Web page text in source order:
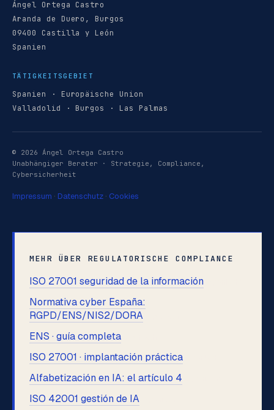
Ángel Ortega Castro
Aranda de Duero, Burgos
09400 Castilla y León
Spanien
TÄTIGKEITSGEBIET
Spanien · Europäische Union
Valladolid · Burgos · Las Palmas
© 2026 Ángel Ortega Castro
Unabhängiger Berater · Strategie, Compliance,
Cybersicherheit
Impressum · Datenschutz · Cookies
MEHR ÜBER REGULATORISCHE COMPLIANCE
ISO 27001 seguridad de la información
Normativa cyber España:
RGPD/ENS/NIS2/DORA
ENS · guía completa
ISO 27001 · implantación práctica
Alfabetización en IA: el artículo 4
ISO 42001 gestión de IA